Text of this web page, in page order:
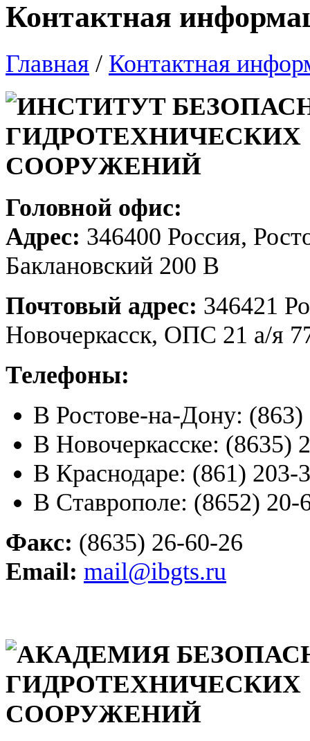
Контактная
Главная / Контактная
Головной офис:
Адрес: 346400 Россия,
Баклановский 200 В
Почтовый адрес: 346421
Новочеркасск, ОПС 21 а/я
Телефоны:
В Ростове-на-Дону: (863)
В Новочеркасске: (8635)
В Краснодаре: (861) 203-
В Ставрополе: (8652) 20-
Факс: (8635) 26-60-26
Email: mail@ibgts.ru